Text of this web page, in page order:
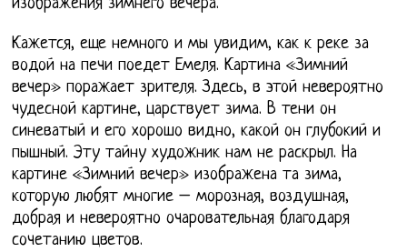
изображения зимнего вечера.
Кажется, еще немного и мы увидим, как к реке за
водой на печи поедет Емеля. Картина «Зимний
вечер» поражает зрителя. Здесь, в этой невероятно
чудесной картине, царствует зима. В тени он
синеватый и его хорошо видно, какой он глубокий и
пышный. Эту тайну художник нам не раскрыл. На
картине «Зимний вечер» изображена та зима,
которую любят многие – морозная, воздушная,
добрая и невероятно очаровательная благодаря
сочетанию цветов.